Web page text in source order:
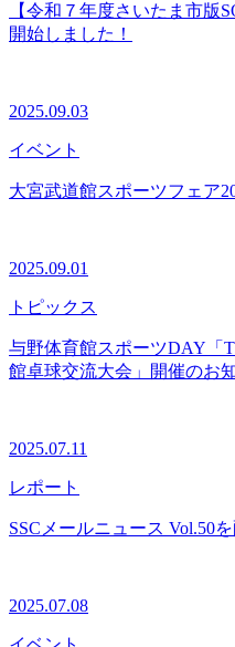
【令和７年度さいたま市版
開始しました！
2025.09.03
イベント
大宮武道館スポーツフェア
2025.09.01
トピックス
与野体育館スポーツDAY「
館卓球交流大会」開催のお
2025.07.11
レポート
SSCメールニュース Vol.50
2025.07.08